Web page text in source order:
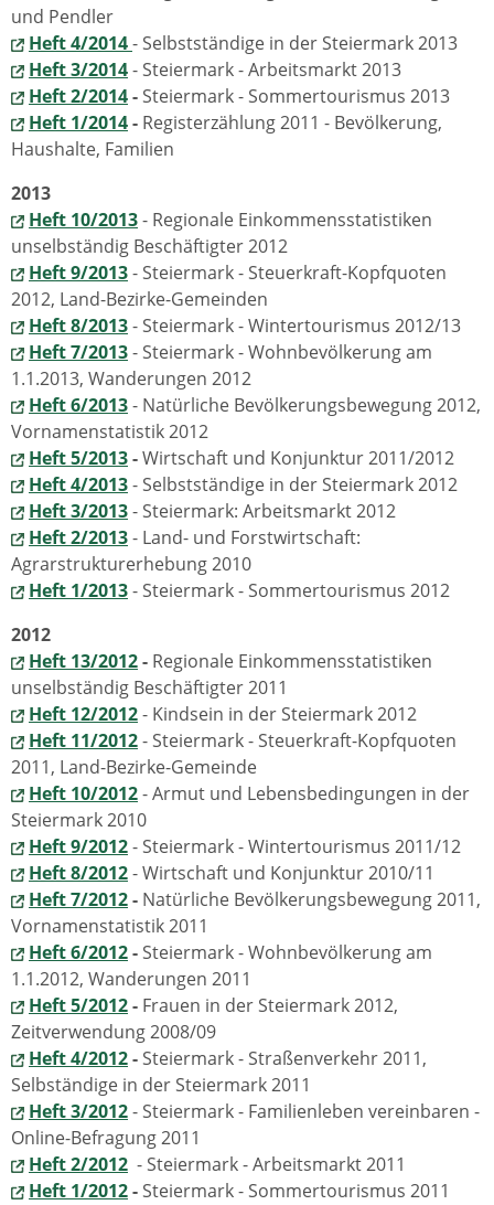
und Pendler
Heft 4/2014- Selbstständige in der Steiermark 2013
Heft 3/2014- Steiermark - Arbeitsmarkt 2013
Heft 2/2014-Steiermark - Sommertourismus 2013
Heft 1/2014- Registerzählung 2011 - Bevölkerung,
Haushalte, Familien
2013
Heft 10/2013- Regionale Einkommensstatistiken
unselbständig Beschäftigter 2012
Heft 9/2013- Steiermark - Steuerkraft-Kopfquoten
2012, Land-Bezirke-Gemeinden
Heft 8/2013- Steiermark - Wintertourismus 2012/13
Heft 7/2013- Steiermark - Wohnbevölkerung am
1.1.2013, Wanderungen 2012
Heft 6/2013- Natürliche Bevölkerungsbewegung 2012,
Vornamenstatistik 2012
Heft 5/2013-Wirtschaft und Konjunktur 2011/2012
Heft 4/2013- Selbstständige in der Steiermark 2012
Heft 3/2013- Steiermark: Arbeitsmarkt 2012
Heft 2/2013- Land- und Forstwirtschaft:
Agrarstrukturerhebung 2010
Heft 1/2013- Steiermark - Sommertourismus 2012
2012
Heft 13/2012- Regionale Einkommensstatistiken
unselbständig Beschäftigter 2011
Heft 12/2012- Kindsein in der Steiermark 2012
Heft 11/2012- Steiermark - Steuerkraft-Kopfquoten
2011, Land-Bezirke-Gemeinde
Heft 10/2012- Armut und Lebensbedingungen in der
Steiermark 2010
Heft 9/2012- Steiermark - Wintertourismus 2011/12
Heft 8/2012- Wirtschaft und Konjunktur 2010/11
Heft 7/2012- Natürliche Bevölkerungsbewegung 2011,
Vornamenstatistik 2011
Heft 6/2012-Steiermark - Wohnbevölkerung am
1.1.2012, Wanderungen 2011
Heft 5/2012- Frauen in der Steiermark 2012,
Zeitverwendung 2008/09
Heft 4/2012-Steiermark - Straßenverkehr 2011,
Selbständige in der Steiermark 2011
Heft 3/2012- Steiermark - Familienleben vereinbaren -
Online-Befragung 2011
Heft 2/2012 - Steiermark - Arbeitsmarkt 2011
Heft 1/2012-Steiermark - Sommertourismus 2011